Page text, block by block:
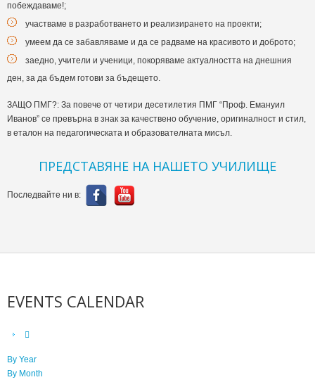
побеждаваме!;
участваме в разработването и реализирането на проекти;
умеем да се забавляваме и да се радваме на красивото и доброто;
заедно, учители и ученици, покоряваме актуалността на днешния
ден, за да бъдем готови за бъдещето.
ЗАЩО ПМГ?: За повече от четири десетилетия ПМГ “Проф. Емануил
Иванов” се превърна в знак за качествено обучение, оригиналност и стил,
в еталон на педагогическата и образователната мисъл.
ПРЕДСТАВЯНЕ НА НАШЕТО УЧИЛИЩЕ
Последвайте ни в:
EVENTS CALENDAR
By Year
By Month